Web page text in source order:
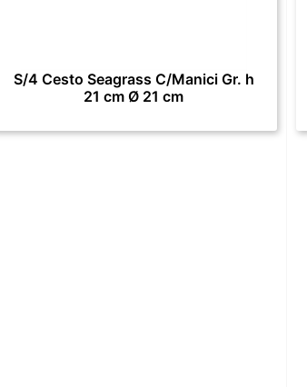
S/4 Cesto Seagrass C/Manici Gr. h
21 cm Ø 21 cm